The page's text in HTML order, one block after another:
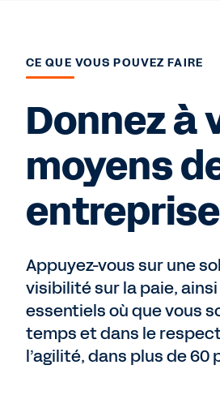
CE QUE VOUS POUVEZ FAIRE
Donnez à
moyens
Appuyez-vous sur une
visibilité sur la paie,
essentiels où que vous
temps et dans le
l’agilité, dans plus de 60